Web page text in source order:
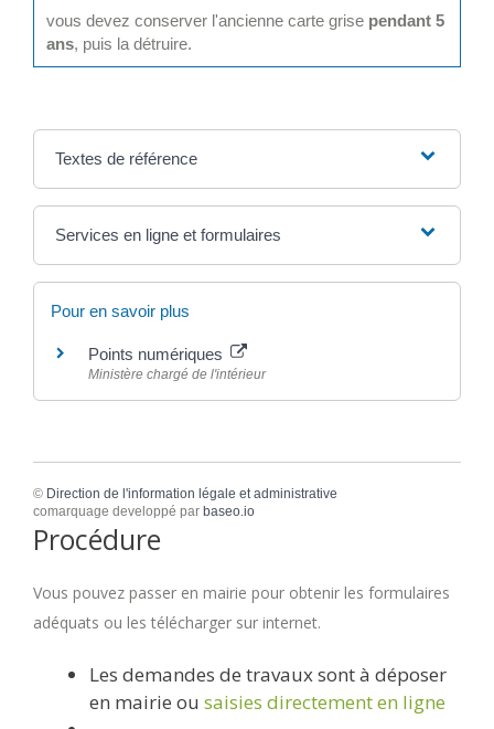
vous devez conserver l'ancienne carte grise pendant 5
ans, puis la détruire.
Textes de référence
Services en ligne et formulaires
Pour en savoir plus
Points numériques
Ministère chargé de l'intérieur
© Direction de l'information légale et administrative
comarquage developpé par baseo.io
Procédure
Vous pouvez passer en mairie pour obtenir les formulaires
adéquats ou les télécharger sur internet.
Les demandes de travaux sont à déposer
en mairie ou saisies directement en ligne